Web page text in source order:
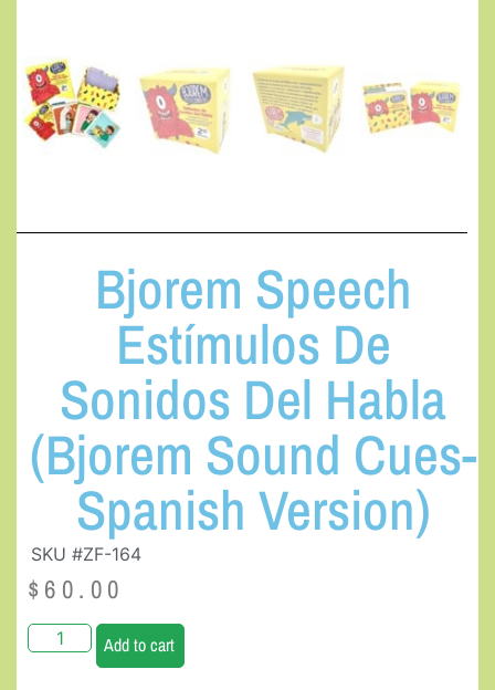
Bjorem Speech
Estímulos De
Sonidos Del Habla
(Bjorem Sound Cues-
Spanish Version)
SKU #ZF-164
$ 60.00
Add to cart